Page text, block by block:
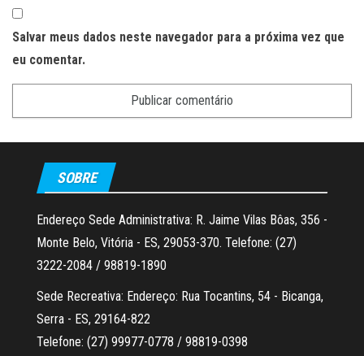
Salvar meus dados neste navegador para a próxima vez que
eu comentar.
SOBRE
Endereço Sede Administrativa: R. Jaime Vilas Bôas, 356 -
Monte Belo, Vitória - ES, 29053-370. Telefone: (27)
3222-2084 / 98819-1890
Sede Recreativa: Endereço: Rua Tocantins, 54 - Bicanga,
Serra - ES, 29164-822
Telefone: (27) 99977-0778 / 98819-0398